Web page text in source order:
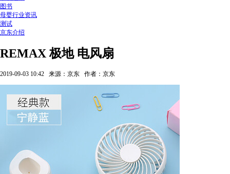
图书
母婴行业资讯
测试
京东介绍
REMAX 极地 电风扇
2019-09-03 10:42 来源：京东 作者：京东